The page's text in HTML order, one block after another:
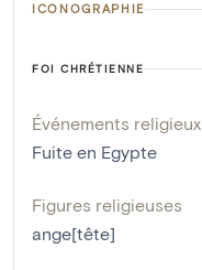
ICONOGRAPHIE
FOI CHRÉTIENNE
Événements religieux
Fuite en Egypte
Figures religieuses
ange[tête]